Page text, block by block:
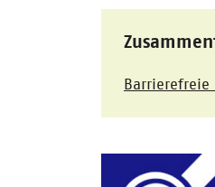
Barrierefreie